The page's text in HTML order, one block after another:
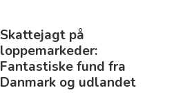
Skattejagt på
loppemarkeder:
Fantastiske fund fra
Danmark og udlandet